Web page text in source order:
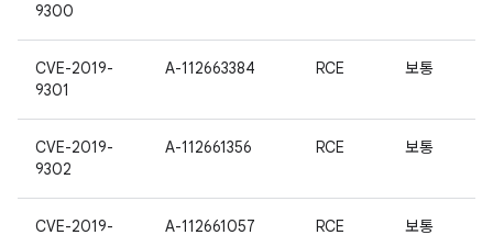
9300
CVE-2019-
9301
A-112663384 RCE 보통
CVE-2019-
9302
A-112661356 RCE 보통
CVE-2019-
A-112661057 RCE 보통